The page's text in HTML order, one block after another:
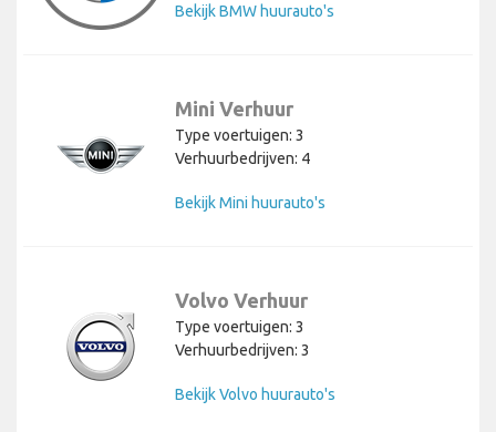
Bekijk BMW huurauto's
Mini Verhuur
Type voertuigen: 3
Verhuurbedrijven: 4
Bekijk Mini huurauto's
Volvo Verhuur
Type voertuigen: 3
Verhuurbedrijven: 3
Bekijk Volvo huurauto's